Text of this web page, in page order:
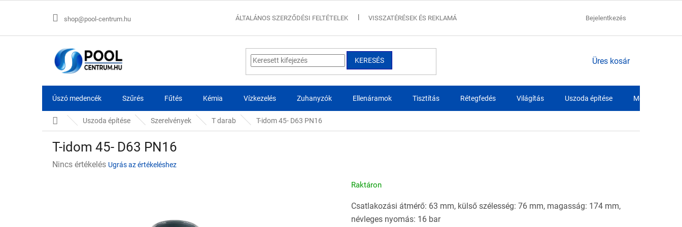
shop@pool-centrum.hu ÁLTALÁNOS SZERZŐDÉSI FELTÉTELEK VISSZATÉRÉSEK ÉS REKLAMÁCIÓK SZÁLLÍTÁSI FELTÉTELEK
Bejelentkezés
KERESÉS KOSÁR
Üres kosár
Úszó medencék Szűrés Fűtés Kémia Vízkezelés Zuhanyzók Ellenáramok Tisztítás Rétegfedés Világítás Uszoda építése Medence fóliák
KezdőlapUszoda építése Szerelvények T darab T-idom 45- D63 PN16
T-idom 45- D63 PN16
ANincs értékelés Ugrás az értékeléshez
Raktáron
Csatlakozási átmérő: 63 mm, külső szélesség: 76 mm, magasság: 174 mm,
névleges nyomás: 16 bar